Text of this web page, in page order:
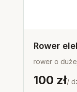
Rower
rower o
100 zł/